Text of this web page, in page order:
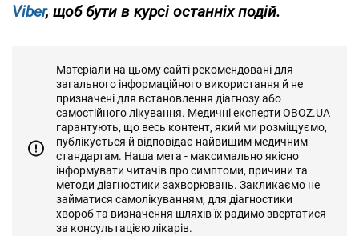
Viber, щоб бути в курсі останніх подій.
Матеріали на цьому сайті рекомендовані для
загального інформаційного використання й не
призначені для встановлення діагнозу або
самостійного лікування. Медичні експерти OBOZ.UA
гарантують, що весь контент, який ми розміщуємо,
публікується й відповідає найвищим медичним
стандартам. Наша мета - максимально якісно
інформувати читачів про симптоми, причини та
методи діагностики захворювань. Закликаємо не
займатися самолікуванням, для діагностики
хвороб та визначення шляхів їх радимо звертатися
за консультацією лікарів.